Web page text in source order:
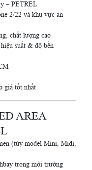
Liên Hệ
– PETREL
2/22 và khu vực an
chất lượng cao
suất & độ bền
giá tốt nhất
AREA
(tùy model Mini, Midi,
trong môi trường